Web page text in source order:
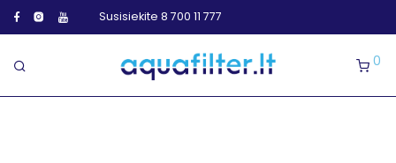
Susisiekite 8 700 11 777
0